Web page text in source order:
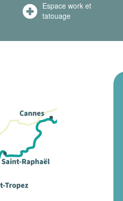
Espace work et
tatouage